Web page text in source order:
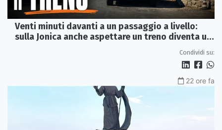
Venti minuti davanti a un passaggio a livello:
sulla Jonica anche aspettare un treno diventa un
Condividi su:
22 ore fa